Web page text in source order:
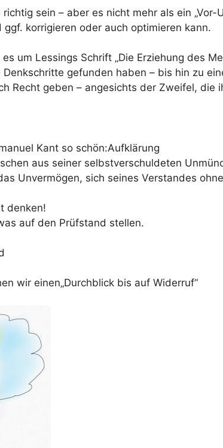
sein – aber es nicht mehr als ein „Vor-
korrigieren oder auch optimieren kann.
um Lessings Schrift „Die Erziehung des
gefunden haben – bis hin zu
Recht geben – angesichts der Zweifel, die
Kant so schön:Aufklärung
aus seiner selbstverschuldeten
Unvermögen, sich seines Verstandes
denken!
auf den Prüfstand stellen.
wir einen„Durchblick bis auf Widerruf“